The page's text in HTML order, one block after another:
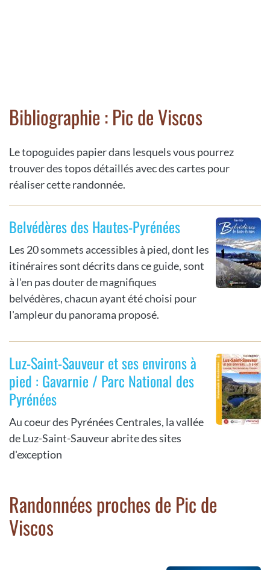
Bibliographie : Pic de Viscos
Le topoguides papier dans lesquels vous pourrez
trouver des topos détaillés avec des cartes pour
réaliser cette randonnée.
Belvédères des Hautes-Pyrénées
Les 20 sommets accessibles à pied, dont les
itinéraires sont décrits dans ce guide, sont
à l'en pas douter de magnifiques
belvédères, chacun ayant été choisi pour
l'ampleur du panorama proposé.
Luz-Saint-Sauveur et ses environs à
pied : Gavarnie / Parc National des
Pyrénées
Au coeur des Pyrénées Centrales, la vallée
de Luz-Saint-Sauveur abrite des sites
d'exception
Randonnées proches de Pic de
Viscos